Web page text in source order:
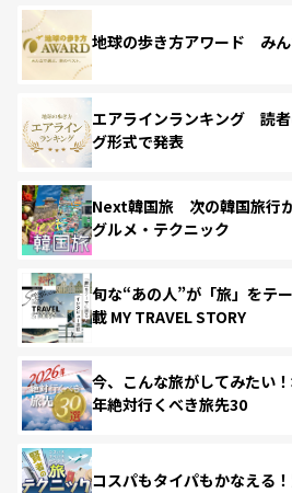
地球の歩き方アワード みん
エアラインランキング 読
グ形式で発表
Next韓国旅 次の韓国旅行
グルメ・テクニック
旬な“あの人”が「旅」をテ
載 MY TRAVEL STORY
今、こんな旅がしてみたい
年絶対行くべき旅先30
コスパもタイパもかなえる